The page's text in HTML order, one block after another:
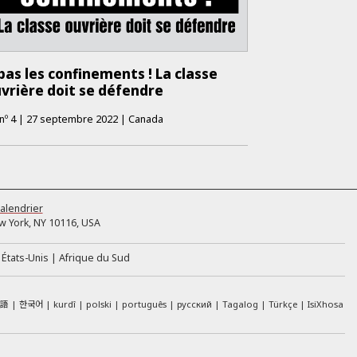
les confinements ! La classe
doit se défendre
4 | 27 septembre 2022 | Canada
York, NY 10116, USA
États-Unis Afrique du Sud
한국어 kurdî polski português русский Tagalog Türkçe IsiXhosa